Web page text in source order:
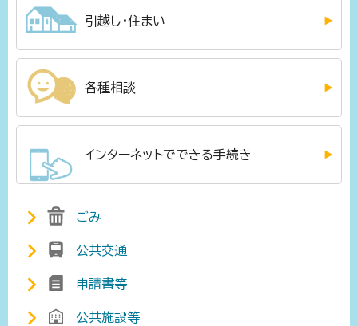
引越し・住まい
各種相談
インターネットでできる手続き
ごみ
公共交通
申請書等
公共施設等